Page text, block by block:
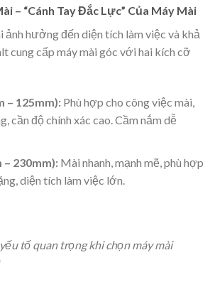
– “Cánh Tay Đắc Lực” Của Máy Mài
hưởng đến diện tích làm việc và khả
cung cấp máy mài góc với hai kích cỡ
– 125mm):Phù hợp cho công việc mài,
cần độ chính xác cao. Cầm nắm dễ
– 230mm):Mài nhanh, mạnh mẽ, phù hợp
diện tích làm việc lớn.
tố quan trọng khi chọn máy mài